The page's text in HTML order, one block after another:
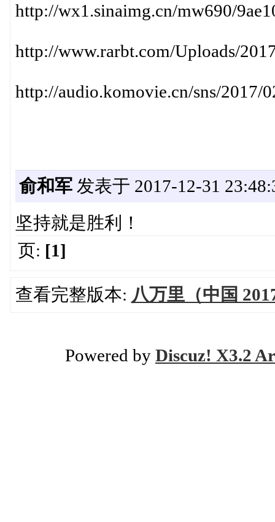
http://wx1.sinaimg.cn/mw690/
http://www.rarbt.com/Uploads/
http://audio.komovie.cn/sns/2017/
俞和军发表于 2017-12-31
坚持就是胜利！
页: [1]
查看完整版本: 八万里（中国
Powered by Discuz! X3.2